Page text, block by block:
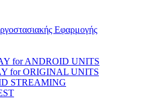
Εφαρμογής
for ANDROID UNITS
for ORIGINAL UNITS
STREAMING